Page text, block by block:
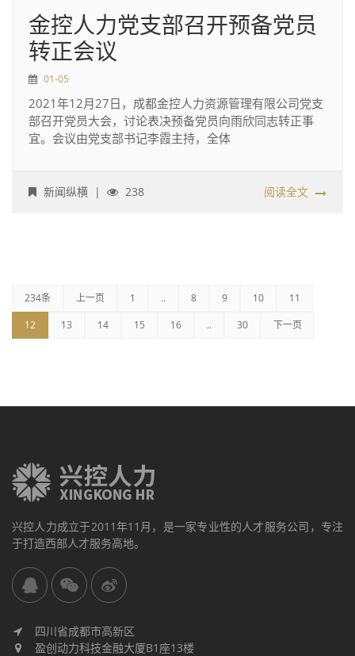
金控人力党支部召开预备党员
转正会议
01-05
2021年12月27日，成都金控人力资源管理有限公司党支
部召开党员大会，讨论表决预备党员向雨欣同志转正事
宜。会议由党支部书记李霞主持，全体
新闻纵横 | 238 阅读全文
234条 上一页 1 .. 8 9 10
11
12
13 14 15 16 .. 30 下一页
兴控人力成立于2011年11月，是一家专业性的人才服务公司，专注
于打造西部人才服务高地。
四川省成都市高新区
盈创动力科技金融大厦B1座13楼